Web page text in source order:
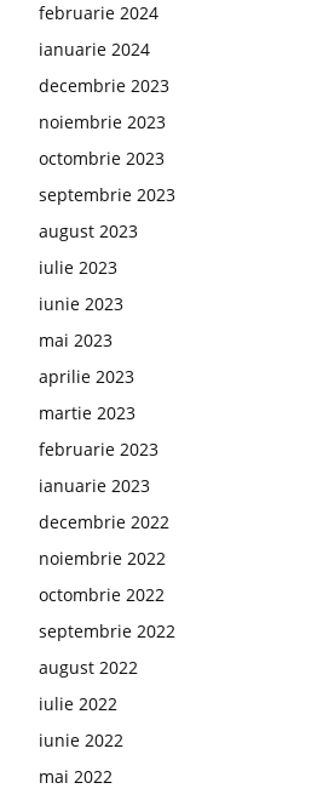
februarie 2024
ianuarie 2024
decembrie 2023
noiembrie 2023
octombrie 2023
septembrie 2023
august 2023
iulie 2023
iunie 2023
mai 2023
aprilie 2023
martie 2023
februarie 2023
ianuarie 2023
decembrie 2022
noiembrie 2022
octombrie 2022
septembrie 2022
august 2022
iulie 2022
iunie 2022
mai 2022